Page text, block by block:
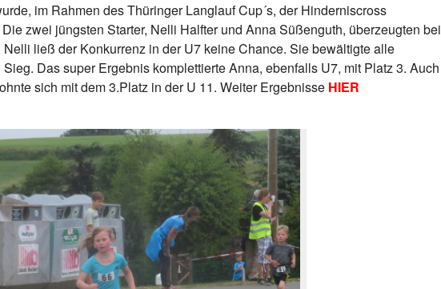
im Rahmen des Thüringer Langlauf Cup´s, der Hinderniscross
zwei jüngsten Starter, Nelli Halfter und Anna Süßenguth, überzeugten bei
ließ der Konkurrenz in der U7 keine Chance. Sie bewältigte alle
Das super Ergebnis komplettierte Anna, ebenfalls U7, mit Platz 3. Auch
sich mit dem 3.Platz in der U 11. Weiter Ergebnisse HIER